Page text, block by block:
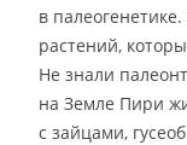
в
растений,
Не знали
на Земле Пири
с зайцами,